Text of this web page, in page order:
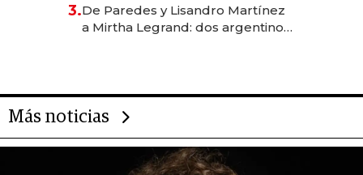
las marcas "fast premium"
3.De Paredes y Lisandro Martínez
a Mirtha Legrand: dos argentinos
Más noticias